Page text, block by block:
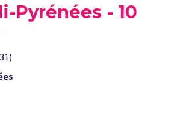
Pyrénées - 10